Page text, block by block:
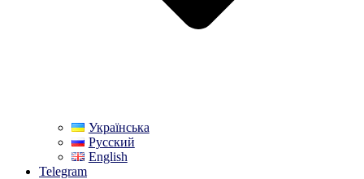
Українська
Русский
English
Telegram